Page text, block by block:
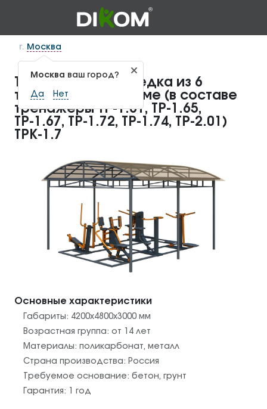
г. Москва
Москва ваш город?
Да Нет
Тренажерная беседка из 6
тренажеров на раме (в составе
тренажеры ТР-1.61, ТР-1.65,
ТР-1.67, ТР-1.72, ТР-1.74, ТР-2.01)
ТРК-1.7
Основные характеристики
Габариты: 4200х4800х3000 мм
Возрастная группа: от 14 лет
Материалы: поликарбонат, металл
Страна производства: Россия
Требуемое основание: бетон, грунт
Гарантия:
1 год